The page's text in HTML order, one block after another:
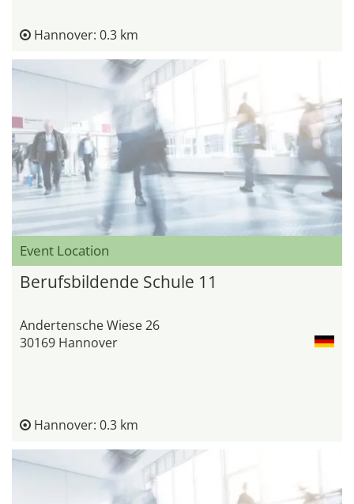
Hannover: 0.3 km
Event Location
Berufsbildende Schule 11
Andertensche Wiese 26
30169 Hannover
Hannover: 0.3 km